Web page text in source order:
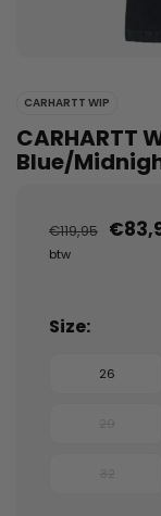
CARHARTT WIP
CARHARTT
Blue/
€119,95
btw
Size:
26